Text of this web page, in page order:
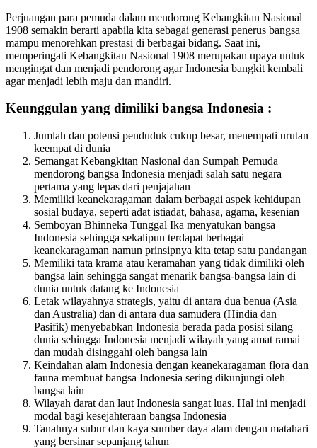
Perjuangan para pemuda dalam mendorong Kebangkitan Nasional
1908 semakin berarti apabila kita sebagai generasi penerus bangsa
mampu menorehkan prestasi di berbagai bidang. Saat ini,
memperingati Kebangkitan Nasional 1908 merupakan upaya untuk
mengingat dan menjadi pendorong agar Indonesia bangkit kembali
agar menjadi lebih maju dan mandiri.
Keunggulan yang dimiliki bangsa Indonesia :
Jumlah dan potensi penduduk cukup besar, menempati urutan
keempat di dunia
Semangat Kebangkitan Nasional dan Sumpah Pemuda
mendorong bangsa Indonesia menjadi salah satu negara
pertama yang lepas dari penjajahan
Memiliki keanekaragaman dalam berbagai aspek kehidupan
sosial budaya, seperti adat istiadat, bahasa, agama, kesenian
Semboyan Bhinneka Tunggal Ika menyatukan bangsa
Indonesia sehingga sekalipun terdapat berbagai
keanekaragaman namun prinsipnya kita tetap satu pandangan
Memiliki tata krama atau keramahan yang tidak dimiliki oleh
bangsa lain sehingga sangat menarik bangsa-bangsa lain di
dunia untuk datang ke Indonesia
Letak wilayahnya strategis, yaitu di antara dua benua (Asia
dan Australia) dan di antara dua samudera (Hindia dan
Pasifik) menyebabkan Indonesia berada pada posisi silang
dunia sehingga Indonesia menjadi wilayah yang amat ramai
dan mudah disinggahi oleh bangsa lain
Keindahan alam Indonesia dengan keanekaragaman flora dan
fauna membuat bangsa Indonesia sering dikunjungi oleh
bangsa lain
Wilayah darat dan laut Indonesia sangat luas. Hal ini menjadi
modal bagi kesejahteraan bangsa Indonesia
Tanahnya subur dan kaya sumber daya alam dengan matahari
yang bersinar sepanjang tahun